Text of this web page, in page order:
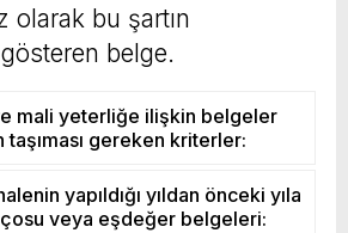
olarak bu şartın
belge.
mali yeterliğe ilişkin belgeler
gereken kriterler:
yapıldığı yıldan önceki yıla
veya eşdeğer belgeleri: